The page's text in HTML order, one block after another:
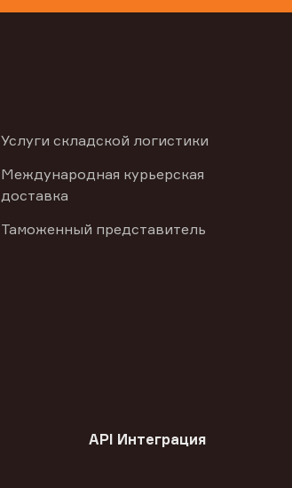
Услуги складской логистики
Международная курьерская
доставка
Таможенный представитель
API Интеграция